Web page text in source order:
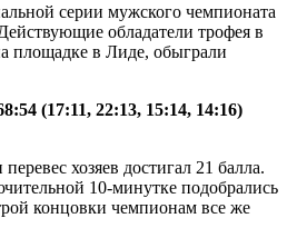
серии мужского чемпионата
обладатели трофея в
площадке в Лиде, обыграли
(17:11, 22:13, 15:14, 14:16)
хозяев достигал 21 балла.
10-минутке подобрались
концовки чемпионам все же